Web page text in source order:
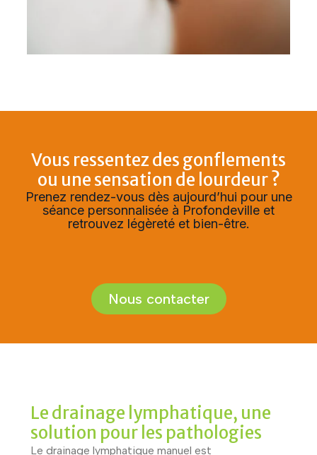
Vous ressentez des gonflements
ou une sensation de lourdeur ?
Prenez rendez-vous dès aujourd’hui pour une
séance personnalisée à Profondeville et
retrouvez légèreté et bien-être.
Nous contacter
Le drainage lymphatique, une
solution pour les pathologies
Le drainage lymphatique manuel est